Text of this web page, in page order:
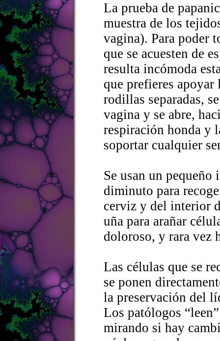
La prueba de
muestra de los
vagina). Para poder
que se acuesten de
resulta incómoda
que prefieres apoyar
rodillas separadas,
vagina y se abre,
respiración honda y
soportar cualquier
Se usan un
diminuto para
cerviz y del interior
uña para arañar
doloroso, y rara vez
Las células que se
se ponen
la preservación del
Los patólogos
mirando si hay